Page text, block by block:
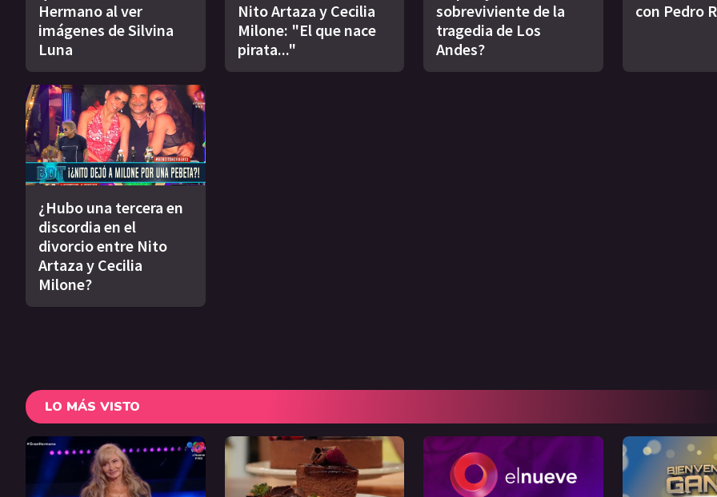
Hermano al ver
imágenes de Silvina
Luna
Nito Artaza y Cecilia
Milone: "El que nace
pirata..."
sobreviviente de la
tragedia de Los
Andes?
con Pedro
¿Hubo una tercera en
discordia en el
divorcio entre Nito
Artaza y Cecilia
Milone?
LO MÁS VISTO